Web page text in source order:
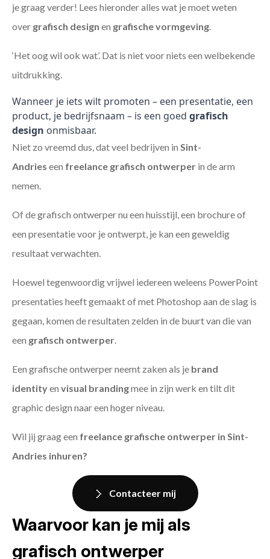
je graag verder! Lees hieronder alles wat je moet weten
over grafisch design en grafische vormgeving
‘Het oog wil ook wat’. Dat is niet voor niets een welbekende
uitdrukking.
Wanneer je iets wilt promoten – een presentatie, een
product, je bedrijfsnaam – is een goed grafisch
design onmisbaar.
Niet zo vreemd dus, dat veel bedrijven in Sint-
Andries een freelance grafisch ontwerper in de arm
nemen.
Of de grafisch ontwerper nu een huisstijl, een brochure of
een presentatie voor je ontwerpt, je kan een geweldig
resultaat verwachten.
Hoewel tegenwoordig vrijwel iedereen weleens PowerPoint
presentaties heeft gemaakt of met Photoshop aan de slag is
gegaan, komen de resultaten zelden in de buurt van die van
een grafisch ontwerper
Een grafische ontwerper neemt zaken als je brand
identityen visual brandingmee in zijn werk en tilt dit
graphic design naar een hoger niveau.
Wil jij graag een freelance grafische ontwerper in Sint-
Andries inhuren?
Contacteer mij
Waarvoor kan je mij als
grafisch ontwerper